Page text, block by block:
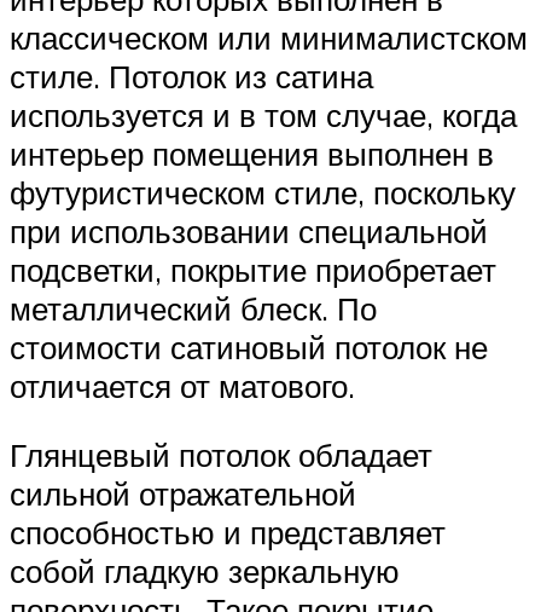
классическом или минималистском
стиле. Потолок из сатина
используется и в том случае, когда
интерьер помещения выполнен в
футуристическом стиле, поскольку
при использовании специальной
подсветки, покрытие приобретает
металлический блеск. По
стоимости сатиновый потолок не
отличается от матового.
Глянцевый потолок обладает
сильной отражательной
способностью и представляет
собой гладкую зеркальную